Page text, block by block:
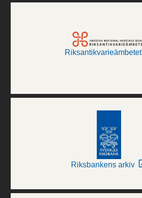
Riksantikvarieämbetet
Riksbankens arkiv